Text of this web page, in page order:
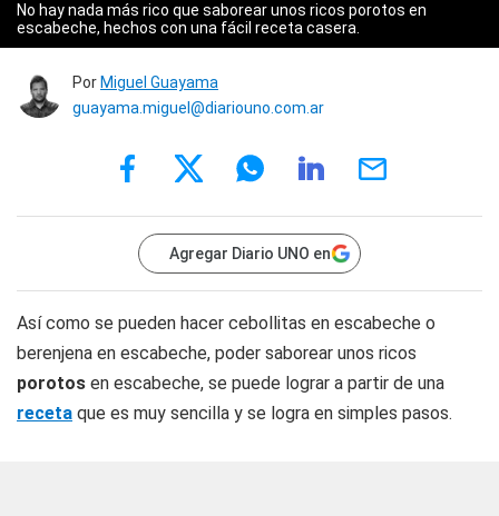
No hay nada más rico que saborear unos ricos porotos en
escabeche, hechos con una fácil receta casera.
Por Miguel Guayama
guayama.miguel@diariouno.com.ar
Agregar Diario UNO en
Así como se pueden hacer cebollitas en escabeche o
berenjena en escabeche, poder saborear unos ricos
porotos en escabeche, se puede lograr a partir de una
receta que es muy sencilla y se logra en simples pasos.